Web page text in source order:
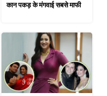
कान पकड़ के मंगवाई सबसे माफी